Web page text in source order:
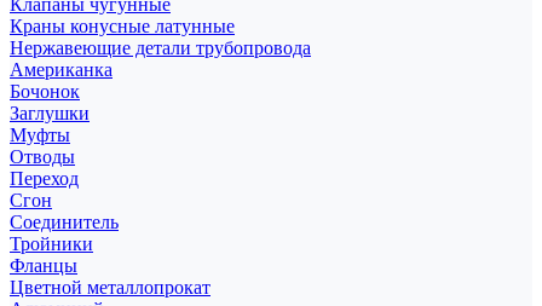
Клапаны чугунные
Краны конусные латунные
Нержавеющие детали трубопровода
Американка
Бочонок
Заглушки
Муфты
Отводы
Переход
Сгон
Соединитель
Тройники
Фланцы
Цветной металлопрокат